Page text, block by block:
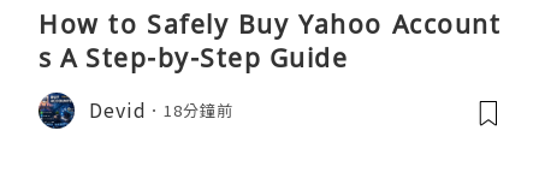
How to Safely Buy Yahoo Account
s A Step-by-Step Guide
Devid 18分鐘前